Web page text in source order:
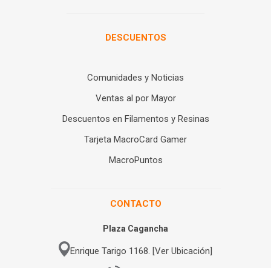
DESCUENTOS
Comunidades y Noticias
Ventas al por Mayor
Descuentos en Filamentos y Resinas
Tarjeta MacroCard Gamer
MacroPuntos
CONTACTO
Plaza Cagancha
Enrique Tarigo 1168. [Ver Ubicación]